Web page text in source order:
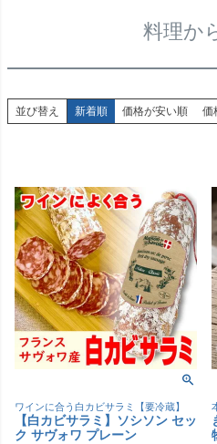
料理か
並び替え 新着順 価格が安い順 価
ワインに合う白カビサラミ【要冷蔵】
【白カビサラミ】ソシソン セッ
ク サヴォワ プレーン